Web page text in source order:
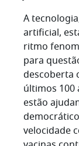
A
artificial,
ritmo
para
descoberta
últimos 100
estão
velocidade